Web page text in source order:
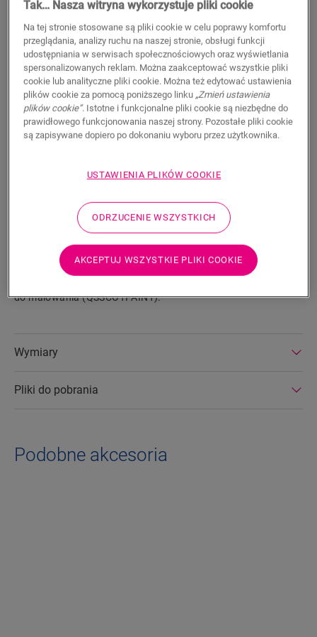
11,50
Sugerowana cena brutto
WYSZUKAJ
Właściwości produktu
dopasowana do koloru podłogi. Listwa przypodłogowa może
być również przydatna jako wykończenie w połączeniu z
Aby uzyskać wodoszczelne wykończenie, można połączyć ją z
paskami piankowymi Foamstrip, Hydrokit i Hydrostrip. Listwa
do malowania (QSSCOTPAINT).
Wymiary
Pliki do pobrania
Podobne akcesoria
Tak… Nasza witryna wykorzystuje pliki cookie
Na tej stronie stosowane są pliki cookie w celu poprawy komfortu
przeglądania, analizy ruchu na naszej stronie, obsługi funkcji
udostępniania w serwisach społecznościowych oraz wyświetlania
spersonalizowanych reklam. Można zaakceptować wszystkie pliki
cookie lub analityczne pliki cookie. Można też edytować ustawienia
plików cookie za pomocą poniższego linku „Zmień ustawienia
plików cookie”. Istotne i funkcjonalne pliki cookie są niezbędne do
prawidłowego funkcjonowania naszej strony. Pozostałe pliki cookie
są zapisywane dopiero po dokonaniu wyboru przez użytkownika.
USTAWIENIA PLIKÓW COOKIE
ODRZUCENIE WSZYSTKICH
AKCEPTUJ WSZYSTKIE PLIKI COOKIE